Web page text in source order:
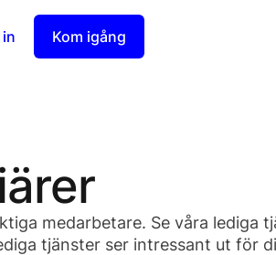
Kom igång
medarbetare. Se våra lediga
tjänster ser intressant ut för